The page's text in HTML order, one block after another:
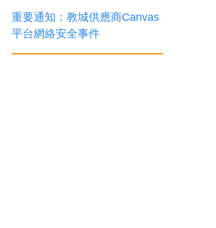
重要通知：教城供應商Canvas
平台網絡安全事件